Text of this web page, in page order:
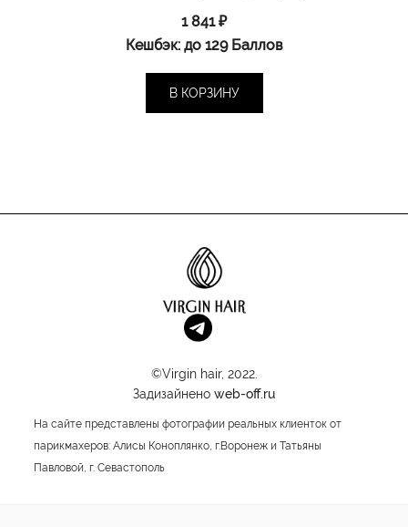
1 841₽
Кешбэк: до 129 Баллов
В КОРЗИНУ
©Virgin hair, 2022.
Задизайнено web-off.ru
На сайте представлены фотографии реальных клиенток от
парикмахеров: Алисы Коноплянко, г.Воронеж и Татьяны
Павловой, г. Севастополь